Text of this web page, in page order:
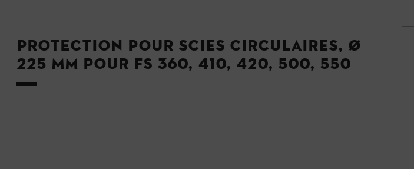
Protection pour scies circulaires, Ø
225 mm pour FS 360, 410, 420, 500, 550